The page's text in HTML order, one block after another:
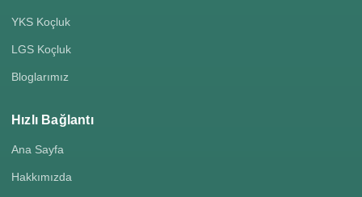
YKS Koçluk
LGS Koçluk
Bloglarımız
Hızlı Bağlantı
Ana Sayfa
Hakkımızda